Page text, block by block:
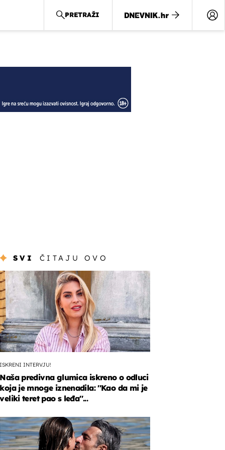
PRETRAŽI
SVI ČITAJU OVO
ISKRENI INTERVJU!
Naša predivna glumica iskreno o odluci
koja je mnoge iznenadila: ''Kao da mi je
veliki teret pao s leđa''...